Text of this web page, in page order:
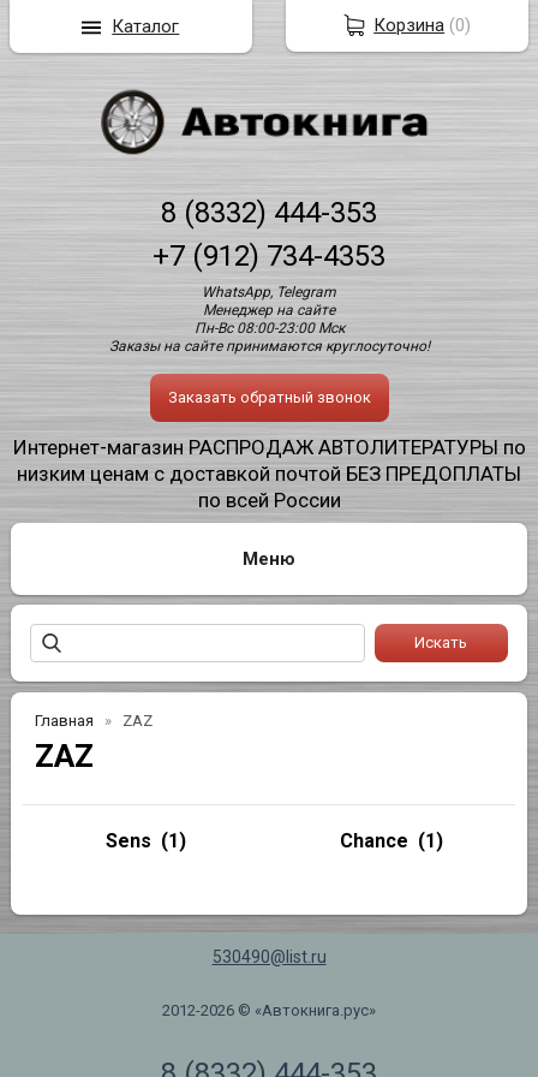
8 (8332) 444-353
+7 (912) 734-4353
WhatsApp, Telegram
Менеджер на сайте
Пн-Вс 08:00-23:00 Мск
Заказы на сайте принимаются круглосуточно!
Заказать обратный звонок
Интернет-магазин РАСПРОДАЖ АВТОЛИТЕРАТУРЫ по
низким ценам с доставкой почтой БЕЗ ПРЕДОПЛАТЫ
по всей России
Главная ZAZ
ZAZ
Sens (1) Chance (1)
530490@list.ru
2012-2026 © «Автокнига.рус»
Корзина (0)
Каталог